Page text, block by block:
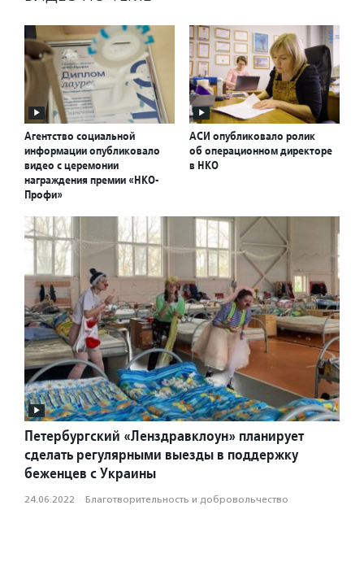
Агентство социальной
информации опубликовало
видео с церемонии
награждения премии «НКО-
Профи»
АСИ опубликовало ролик
об операционном директоре
в НКО
Петербургский «Ленздравклоун» планирует
сделать регулярными выезды в поддержку
беженцев с Украины
24.06.2022 · Благотвори­тель­ность и доброволь­чест­во